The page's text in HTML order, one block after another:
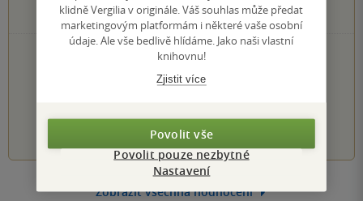
0×
1 hvezdička
PŘIDEJTE SVÉ HODNOCENÍ KNIHY
Hodnocení našich knihkupců: 0.0 z 5
1 2 3 4 5
Zobrazit všechna hodnocení
klidně Vergilia v originále. Váš souhlas může předat
marketingovým platformám i některé vaše osobní
údaje. Ale vše bedlivě hlídáme. Jako naši vlastní
knihovnu!
Zjistit více
Povolit vše
Povolit pouze nezbytné
Nastavení